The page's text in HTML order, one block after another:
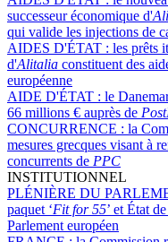
successeur économique d'
qui valide les injections de
AIDES D'ÉTAT : les prêts
d'Alitalia constituent des
européenne
AIDE D'ÉTAT : le
66 millions € auprès de
CONCURRENCE : la
mesures grecques visant à
concurrents de PPC
INSTITUTIONNEL
PLÉNIÈRE DU
paquet ‘Fit for 55’ et État
Parlement européen